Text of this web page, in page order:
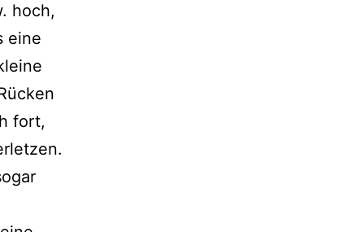
hoch,
eine
fort,